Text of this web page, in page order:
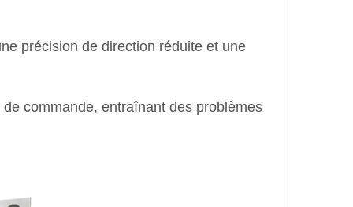
précision de direction réduite et une
commande, entraînant des problèmes